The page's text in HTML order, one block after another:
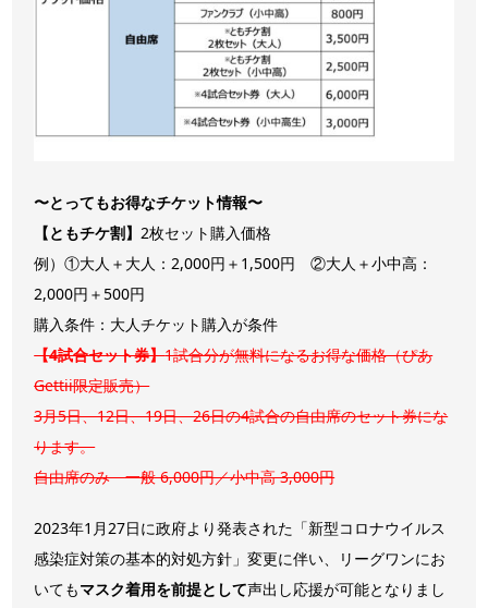
〜とってもお得なチケット情報〜
【ともチケ割】2枚セット購入価格
例）①大人＋大人：2,000円＋1,500円 ②大人＋小中高：
2,000円＋500円
購入条件：大人チケット購入が条件
【4試合セット券】1試合分が無料になるお得な価格（ぴあ
Gettii限定販売）
3月5日、12日、19日、26日の4試合の自由席のセット券にな
ります。
自由席のみ 一般 6,000円／小中高 3,000円
2023年1月27日に政府より発表された「新型コロナウイルス
感染症対策の基本的対処方針」変更に伴い、リーグワンにお
いてもマスク着用を前提として声出し応援が可能となりまし